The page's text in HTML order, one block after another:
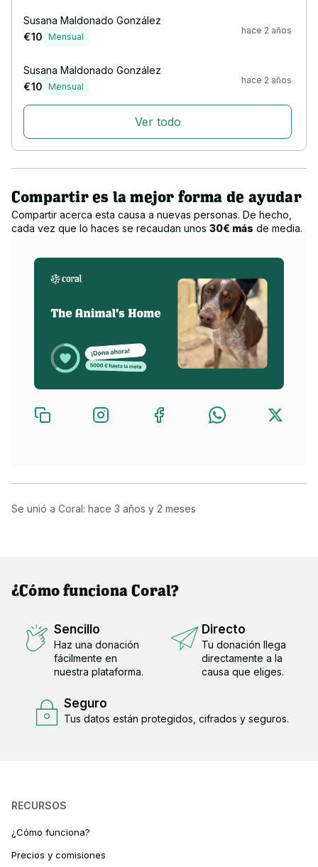
Susana Maldonado González
€ 10 Mensual
hace 2 años
Susana Maldonado González
€ 10 Mensual
hace 2 años
Ver todo
Compartir es la mejor forma de ayudar
Compartir acerca esta causa a nuevas personas. De hecho,
cada vez que lo haces se recaudan unos 30€ más de media.
Se unió a Coral: hace 3 años y 2 meses
¿Cómo funciona Coral?
Sencillo
Haz una donación
fácilmente en
nuestra plataforma.
Directo
Tu donación llega
directamente a la
causa que eliges.
Seguro
Tus datos están protegidos, cifrados y seguros.
RECURSOS
¿Cómo funciona?
Precios y comisiones